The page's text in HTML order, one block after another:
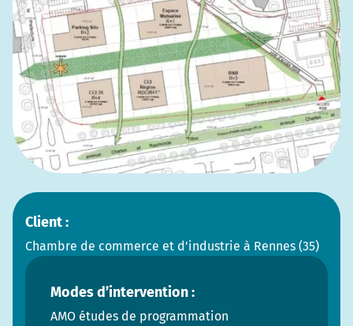
Client :
Chambre de commerce et d'industrie à Rennes (35)
Modes d’intervention :
AMO études de programmation